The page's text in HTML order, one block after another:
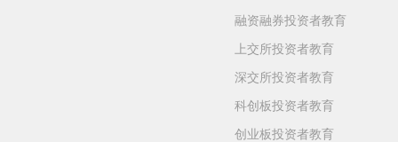
融资融券投资者教育
上交所投资者教育
深交所投资者教育
科创板投资者教育
创业板投资者教育